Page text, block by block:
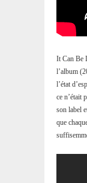
It Can Be
l’album
l’état
ce n’était
son label
que